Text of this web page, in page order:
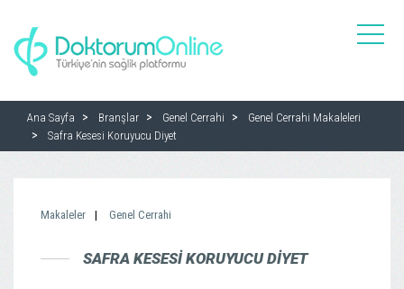
toggle
Ana Sayfa Branşlar Genel Cerrahi
Genel Cerrahi Makaleleri
Safra Kesesi Koruyucu Diyet
Makaleler Genel Cerrahi
SAFRA KESESI KORUYUCU DIYET